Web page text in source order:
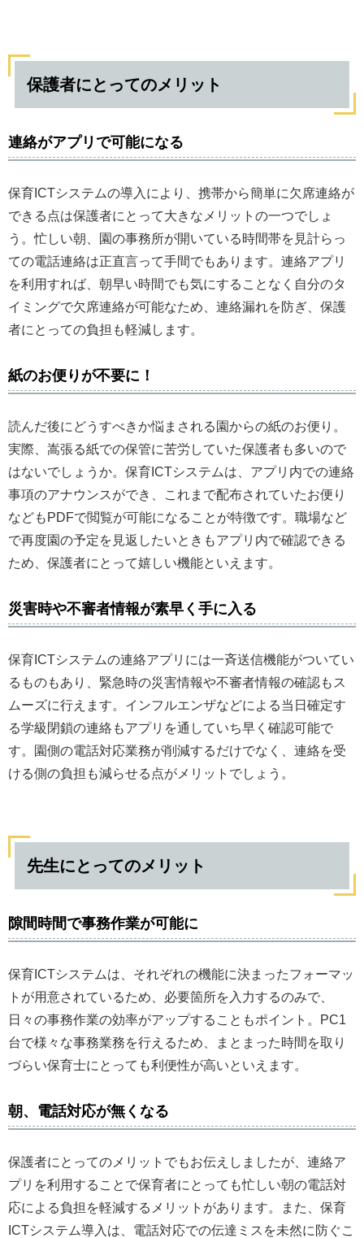
保護者にとってのメリット
連絡がアプリで可能になる
保育ICTシステムの導入により、携帯から簡単に欠席連絡が
できる点は保護者にとって大きなメリットの一つでしょ
う。忙しい朝、園の事務所が開いている時間帯を見計らっ
ての電話連絡は正直言って手間でもあります。連絡アプリ
を利用すれば、朝早い時間でも気にすることなく自分のタ
イミングで欠席連絡が可能なため、連絡漏れを防ぎ、保護
者にとっての負担も軽減します。
紙のお便りが不要に！
読んだ後にどうすべきか悩まされる園からの紙のお便り。
実際、嵩張る紙での保管に苦労していた保護者も多いので
はないでしょうか。保育ICTシステムは、アプリ内での連絡
事項のアナウンスができ、これまで配布されていたお便り
などもPDFで閲覧が可能になることが特徴です。職場など
で再度園の予定を見返したいときもアプリ内で確認できる
ため、保護者にとって嬉しい機能といえます。
災害時や不審者情報が素早く手に入る
保育ICTシステムの連絡アプリには一斉送信機能がついてい
るものもあり、緊急時の災害情報や不審者情報の確認もス
ムーズに行えます。インフルエンザなどによる当日確定す
る学級閉鎖の連絡もアプリを通していち早く確認可能で
す。園側の電話対応業務が削減するだけでなく、連絡を受
ける側の負担も減らせる点がメリットでしょう。
先生にとってのメリット
隙間時間で事務作業が可能に
保育ICTシステムは、それぞれの機能に決まったフォーマッ
トが用意されているため、必要箇所を入力するのみで、
日々の事務作業の効率がアップすることもポイント。PC1
台で様々な事務業務を行えるため、まとまった時間を取り
づらい保育士にとっても利便性が高いといえます。
朝、電話対応が無くなる
保護者にとってのメリットでもお伝えしましたが、連絡ア
プリを利用することで保育者にとっても忙しい朝の電話対
応による負担を軽減するメリットがあります。また、保育
ICTシステム導入は、電話対応での伝達ミスを未然に防ぐこ